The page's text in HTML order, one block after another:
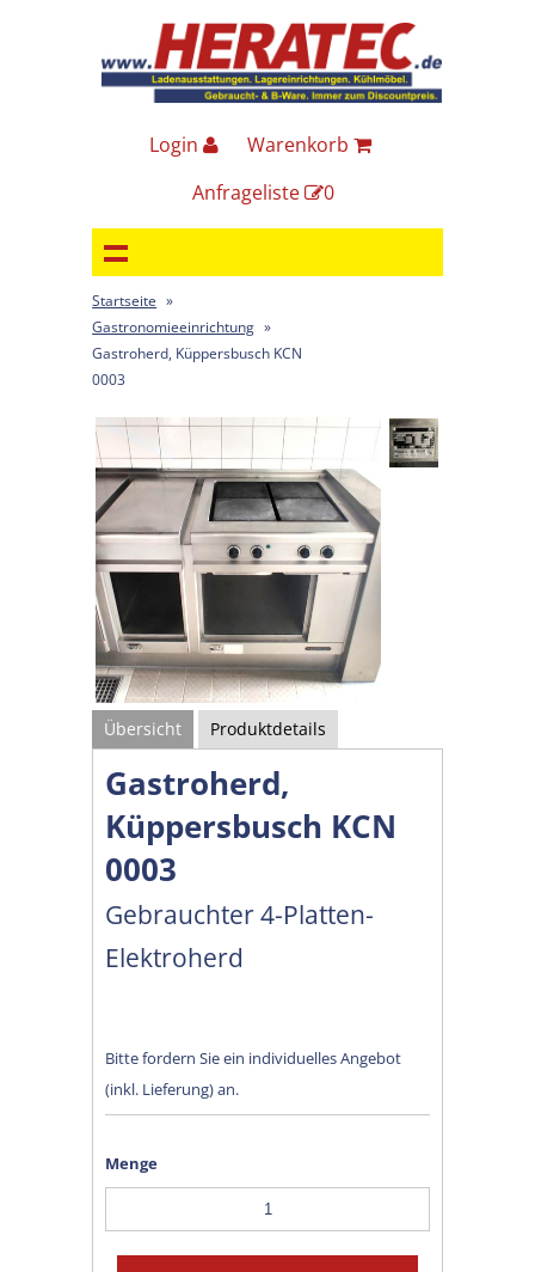
Login
Warenkorb
Anfrageliste
0
Startseite »
Gastronomieeinrichtung »
Gastroherd, Küppersbusch KCN
0003
Übersicht Produktdetails
Gastroherd,
Küppersbusch KCN
0003
Gebrauchter 4-Platten-
Elektroherd
Bitte fordern Sie ein individuelles Angebot
(inkl. Lieferung) an.
Menge